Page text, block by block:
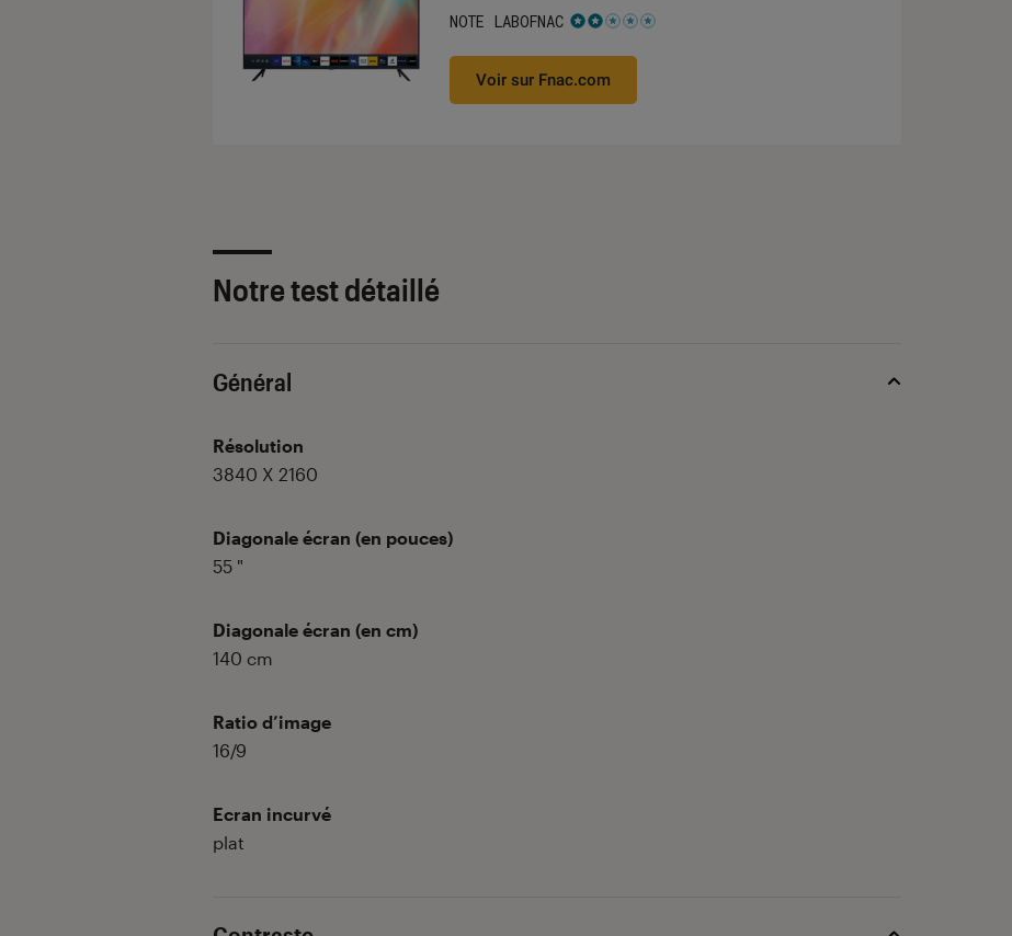
NOTE LABOFNAC
Noté 2 étoiles sur 5
Voir sur Fnac.com
Notre test détaillé
Général
Résolution
3840 X 2160
Diagonale écran (en pouces)
55 "
Diagonale écran (en cm)
140 cm
Ratio d’image
16/9
Ecran incurvé
plat